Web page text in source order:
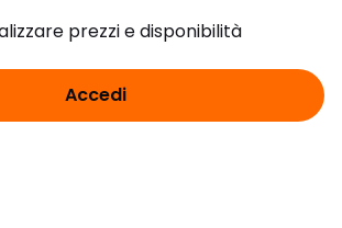
prezzi e disponibilità
Accedi